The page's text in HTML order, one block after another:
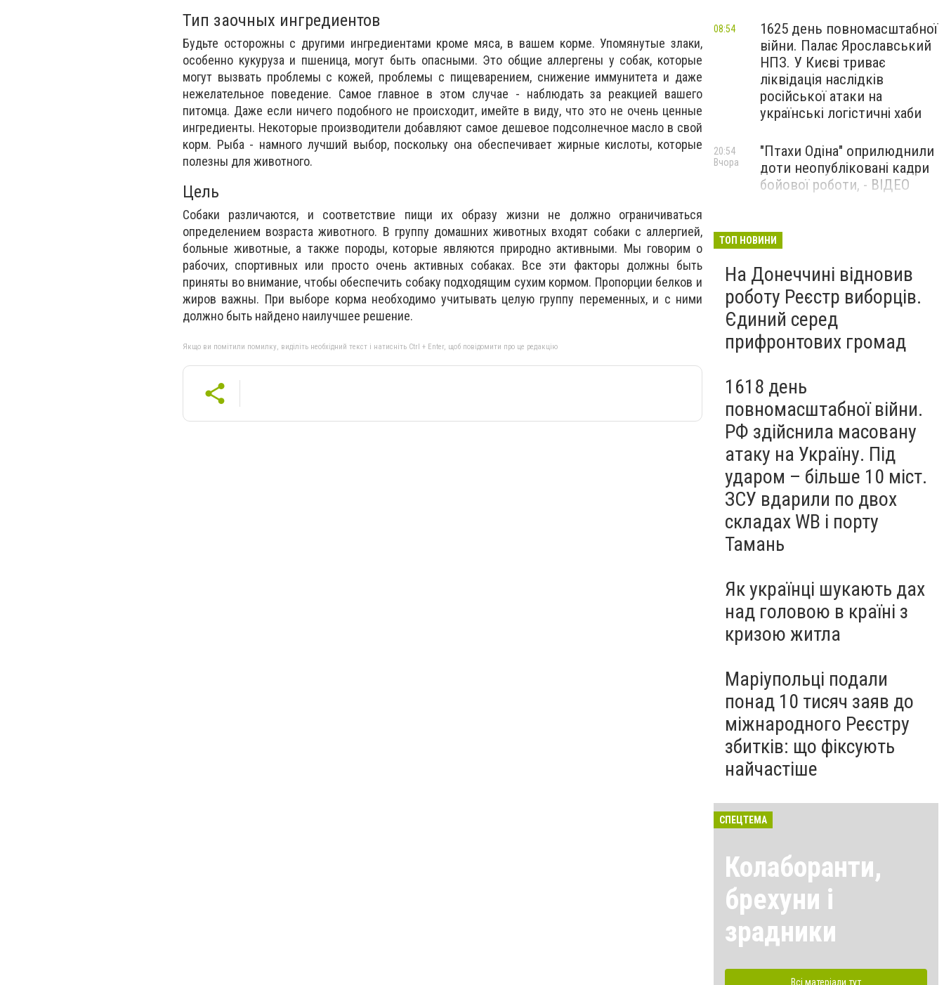
Тип заочных ингредиентов
Будьте осторожны с другими ингредиентами кроме мяса, в вашем корме. Упомянутые злаки,
особенно кукуруза и пшеница, могут быть опасными. Это общие аллергены у собак, которые
могут вызвать проблемы с кожей, проблемы с пищеварением, снижение иммунитета и даже
нежелательное поведение. Самое главное в этом случае - наблюдать за реакцией вашего
питомца. Даже если ничего подобного не происходит, имейте в виду, что это не очень ценные
ингредиенты. Некоторые производители добавляют самое дешевое подсолнечное масло в свой
корм. Рыба - намного лучший выбор, поскольку она обеспечивает жирные кислоты, которые
полезны для животного.
Цель
Собаки различаются, и соответствие пищи их образу жизни не должно ограничиваться
определением возраста животного. В группу домашних животных входят собаки с аллергией,
больные животные, а также породы, которые являются природно активными. Мы говорим о
рабочих, спортивных или просто очень активных собаках. Все эти факторы должны быть
приняты во внимание, чтобы обеспечить собаку подходящим сухим кормом. Пропорции белков и
жиров важны. При выборе корма необходимо учитывать целую группу переменных, и с ними
должно быть найдено наилучшее решение.
Якщо ви помітили помилку, виділіть необхідний текст і натисніть Ctrl + Enter, щоб повідомити про це редакцію
1625 день повномасштабної
війни. Палає Ярославський
НПЗ. У Києві триває
ліквідація наслідків
російської атаки на
українські логістичні хаби
08:54
"Птахи Одіна" оприлюднили
доти неопубліковані кадри
бойової роботи, - ВІДЕО
20:54
Вчора
Бєдняков зіграє тата
новому українському
фільмі, - ФОТО
Вчора
ТОП НОВИНИ
На Донеччині відновив
роботу Реєстр виборців.
Єдиний серед
прифронтових громад
1618 день
повномасштабної війни.
РФ здійснила масовану
атаку на Україну. Під
ударом – більше 10 міст.
ЗСУ вдарили по двох
складах WB і порту
Тамань
Як українці шукають дах
над головою в країні з
кризою житла
Маріупольці подали
понад 10 тисяч заяв до
міжнародного Реєстру
збитків: що фіксують
найчастіше
СПЕЦТЕМА
Колаборанти,
брехуни і
зрадники
Всі матеріали тут